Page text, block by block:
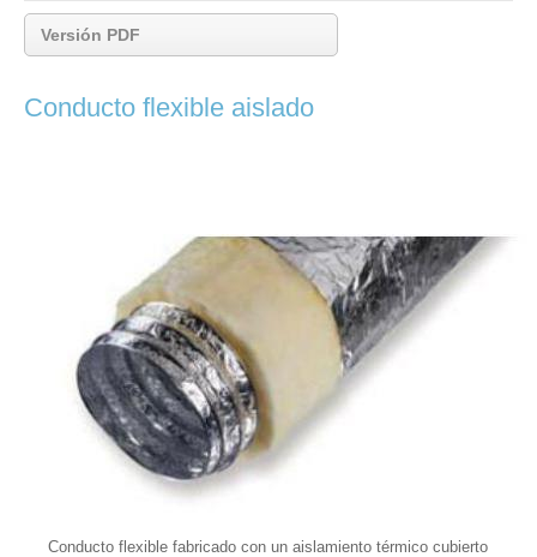
Versión PDF
C01
Conducto flexible aislado
Conducto flexible fabricado con un aislamiento térmico cubierto